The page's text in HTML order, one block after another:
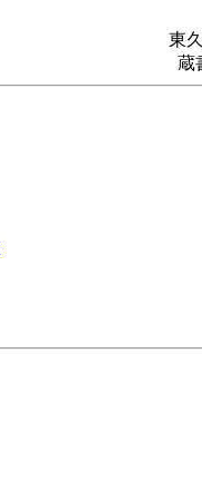
東
蔵